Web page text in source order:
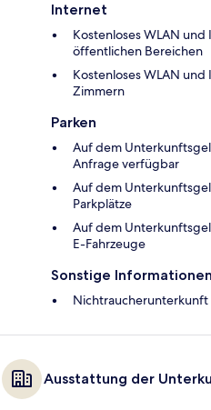
Internet
Kostenloses WLAN
öffentlichen Bereichen
Kostenloses WLAN
Zimmern
Parken
Auf dem
Anfrage verfügbar
Auf dem
Parkplätze
Auf dem
E-Fahrzeuge
Sonstige Informationen
Nichtraucherunterkunft
Ausstattung der